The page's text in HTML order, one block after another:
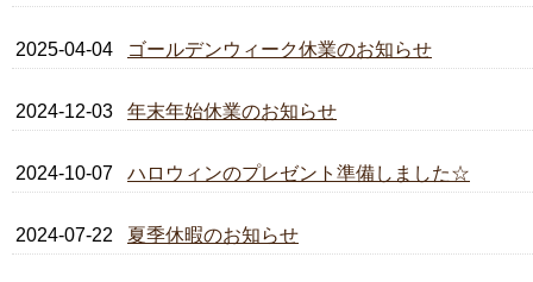
2025-04-04 ゴールデンウィーク休業のお知らせ
2024-12-03 年末年始休業のお知らせ
2024-10-07 ハロウィンのプレゼント準備しました☆
2024-07-22 夏季休暇のお知らせ